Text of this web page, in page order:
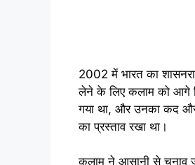
2002 में भारत का
लेने के लिए कलाम को आगे
गया था, और उनका कद और
का प्रस्ताव रखा था।
कलाम ने आसानी से चुनाव